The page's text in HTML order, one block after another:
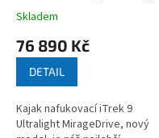
GT
Průměrné
produktu
5
hvězdiček.
Skladem
76 890 Kč
DETAIL
Kajak nafukovací iTrek 9
Ultralight MirageDrive, nový